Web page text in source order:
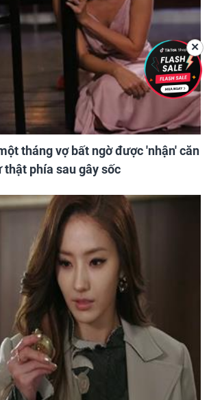
tháng vợ bất ngờ được 'nhận' căn
thật phía sau gây sốc
✕